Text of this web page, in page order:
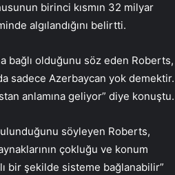
birinci kısmın 32 milyar
algılandığını belirtti.
bağlı olduğunu söz eden Roberts,
sadece Azerbaycan yok demektir.
anlamına geliyor” diye konuştu.
söyleyen Roberts,
çokluğu ve konum
bir şekilde sisteme bağlanabilir”